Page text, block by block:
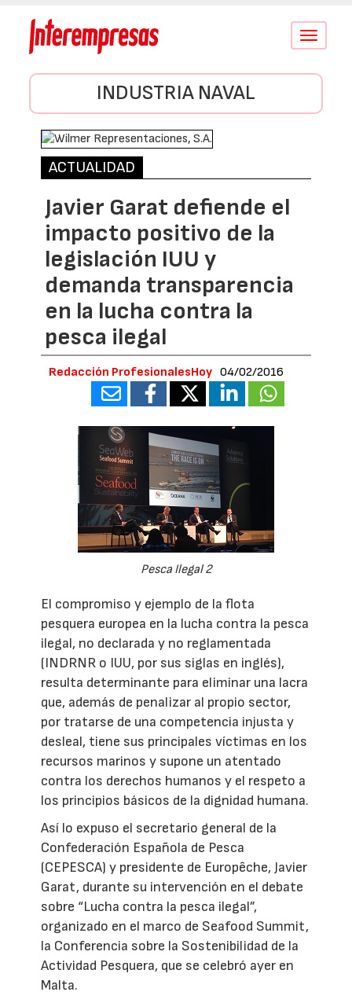
Conmutar
INDUSTRIA NAVAL
ACTUALIDAD
Javier Garat defiende el
impacto positivo de la
legislación IUU y
demanda transparencia
en la lucha contra la
pesca ilegal
Redacción ProfesionalesHoy 04/02/2016
Pesca Ilegal 2
El compromiso y ejemplo de la flota
pesquera europea en la lucha contra la pesca
ilegal, no declarada y no reglamentada
(INDRNR o IUU, por sus siglas en inglés),
resulta determinante para eliminar una lacra
que, además de penalizar al propio sector,
por tratarse de una competencia injusta y
desleal, tiene sus principales víctimas en los
recursos marinos y supone un atentado
contra los derechos humanos y el respeto a
los principios básicos de la dignidad humana.
Así lo expuso el secretario general de la
Confederación Española de Pesca
(CEPESCA) y presidente de Europêche, Javier
Garat, durante su intervención en el debate
sobre “Lucha contra la pesca ilegal”,
organizado en el marco de Seafood Summit,
la Conferencia sobre la Sostenibilidad de la
Actividad Pesquera, que se celebró ayer en
Malta.